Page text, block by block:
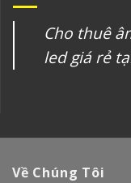
Cho thuê
led giá rẻ
Về Chúng Tôi